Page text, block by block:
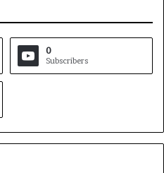
0
Subscribers